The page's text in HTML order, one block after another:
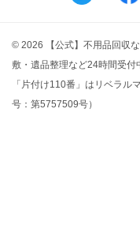
© 2026 【公式】不用品回収
敷・遺品整理など24時間受付
「片付け110番」はリベラル
号：第5757509号）